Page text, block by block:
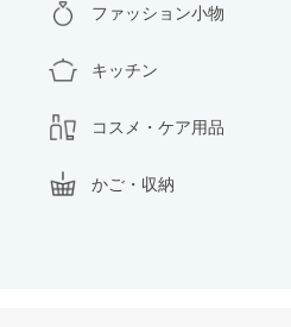
ファッション小物
キッチン
コスメ・ケア用品
かご・収納